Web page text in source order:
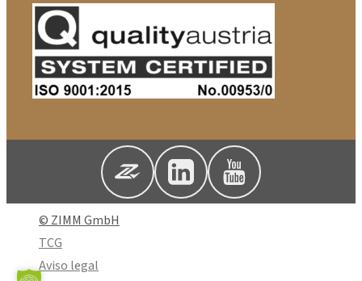
© ZIMM GmbH
TCG
Aviso legal